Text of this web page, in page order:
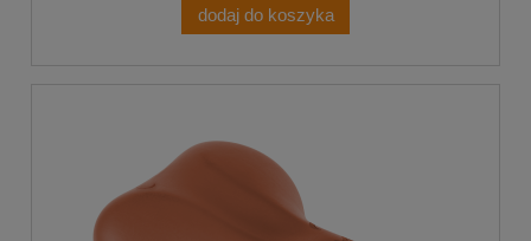
dodaj do koszyka